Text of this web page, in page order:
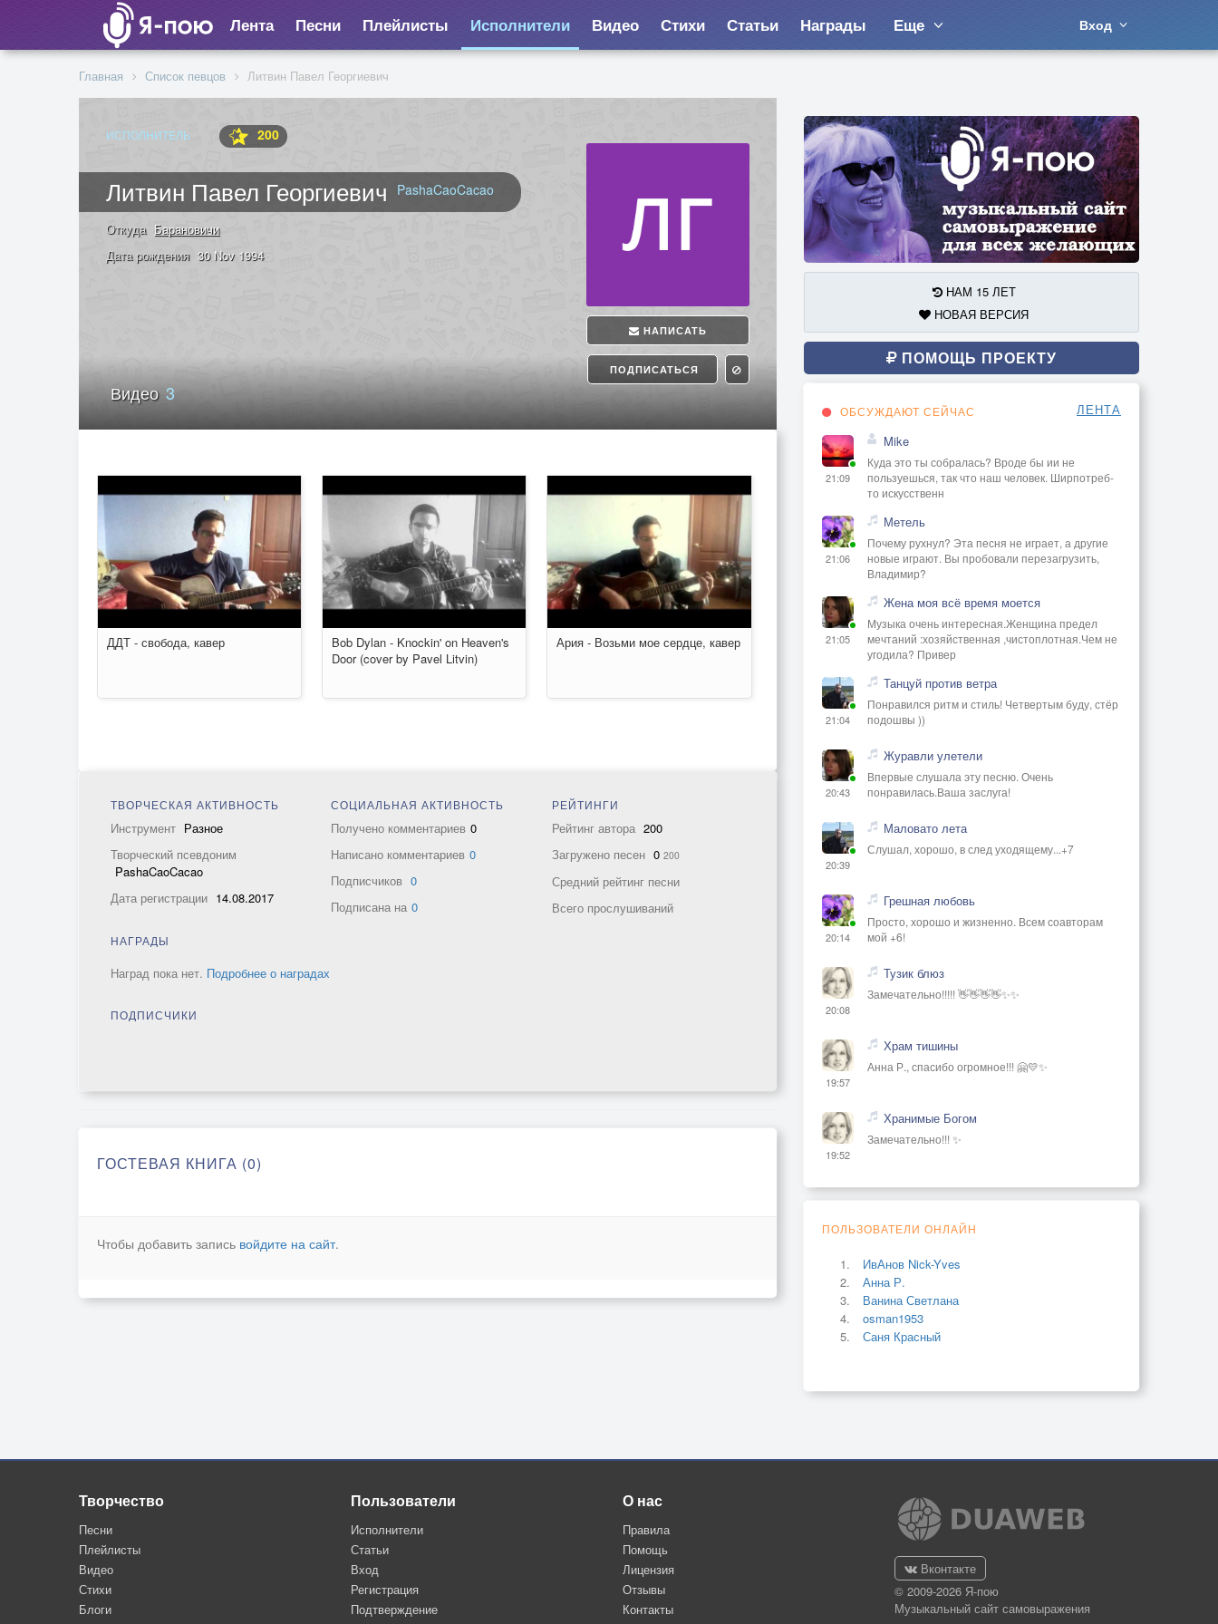
Лента Песни Плейлисты Исполнители Видео Стихи Статьи Награды Еще Вход
Главная Список певцов Литвин Павел Георгиевич
ИСПОЛНИТЕЛЬ 200
Литвин Павел Георгиевич PashaCaoCacao
НАПИСАТЬ
ПОДПИСАТЬСЯ
Откуда Барановичи
Дата рождения 30 Nov 1994
Видео3
ДДТ - свобода, кавер
Bob Dylan - Knockin' on Heaven's
Door (cover by Pavel Litvin)
Ария - Возьми мое сердце, кавер
ТВОРЧЕСКАЯ АКТИВНОСТЬ
Инструмент Разное
Творческий псевдоним
PashaCaoCacao
Дата регистрации 14.08.2017
СОЦИАЛЬНАЯ АКТИВНОСТЬ
Получено комментариев 0
Написано комментариев 0
Подписчиков 0
Подписана на 0
РЕЙТИНГИ
Рейтинг автора 200
Загружено песен 0 200
Средний рейтинг песни
Всего прослушиваний
НАГРАДЫ
Наград пока нет. Подробнее о наградах
ПОДПИСЧИКИ
ГОСТЕВАЯ КНИГА (0)
Чтобы добавить запись войдите на сайт.
НАМ 15 ЛЕТ
НОВАЯ ВЕРСИЯ
ПОМОЩЬ ПРОЕКТУ
ОБСУЖДАЮТ СЕЙЧАС ЛЕНТА
21:09
Mike
Куда это ты собралась? Вроде бы ии не
пользуешься, так что наш человек. Ширпотреб-
то искусственн
21:06
Метель
Почему рухнул? Эта песня не играет, а другие
новые играют. Вы пробовали перезагрузить,
Владимир?
21:05
Жена моя всё время моется
Музыка очень интересная.Женщина предел
мечтаний :хозяйственная ,чистоплотная.Чем не
угодила? Привер
21:04
Танцуй против ветра
Понравился ритм и стиль! Четвертым буду, стёр
подошвы ))
20:43
Журавли улетели
Впервые слушала эту песню. Очень
понравилась.Ваша заслуга!
20:39
Маловато лета
Слушал, хорошо, в след уходящему...+7
20:14
Грешная любовь
Просто, хорошо и жизненно. Всем соавторам
мой +6!
20:08
Тузик блюз
Замечательно!!!!! 👋👋👋👋✨✨
19:57
Храм тишины
Анна Р., спасибо огромное!!! 🤗💛✨
19:52
Хранимые Богом
Замечательно!!! ✨
ПОЛЬЗОВАТЕЛИ ОНЛАЙН
ИвАнов Nick-Yves
Анна Р.
Ванина Светлана
osman1953
Саня Красный
Творчество
Песни
Плейлисты
Видео
Стихи
Блоги
Пользователи
Исполнители
Статьи
Вход
Регистрация
Подтверждение
О нас
Правила
Помощь
Лицензия
Отзывы
Контакты
Вконтакте
© 2009-2026 Я-пою
Музыкальный сайт самовыражения